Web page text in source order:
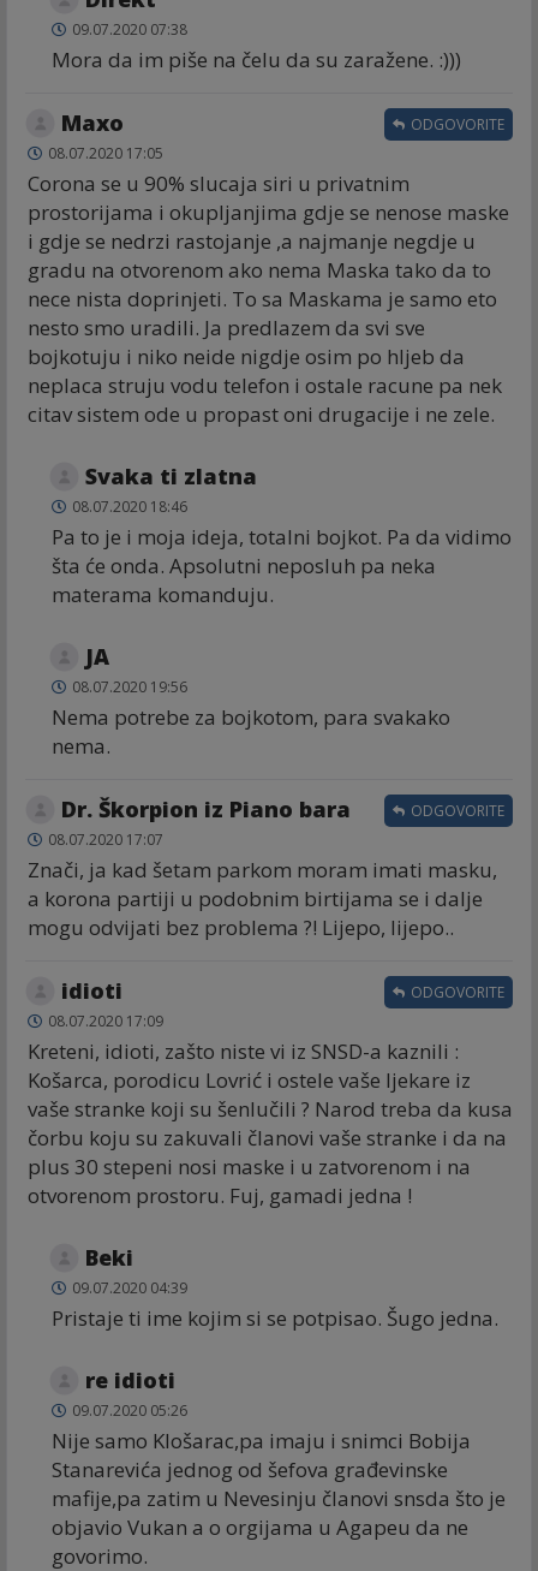
09.07.2020 07:38
Mora da im piše na čelu da su zaražene. :)))
Maxo
08.07.2020 17:05
Corona se u 90% slucaja siri u privatnim
prostorijama i okupljanjima gdje se nenose maske
i gdje se nedrzi rastojanje ,a najmanje negdje u
gradu na otvorenom ako nema Maska tako da to
nece nista doprinjeti. To sa Maskama je samo eto
nesto smo uradili. Ja predlazem da svi sve
bojkotuju i niko neide nigdje osim po hljeb da
neplaca struju vodu telefon i ostale racune pa nek
citav sistem ode u propast oni drugacije i ne zele.
ODGOVORITE
Svaka ti zlatna
08.07.2020 18:46
Pa to je i moja ideja, totalni bojkot. Pa da vidimo
šta će onda. Apsolutni neposluh pa neka
materama komanduju.
JA
08.07.2020 19:56
Nema potrebe za bojkotom, para svakako
nema.
Dr. Škorpion iz Piano bara
08.07.2020 17:07
Znači, ja kad šetam parkom moram imati masku,
a korona partiji u podobnim birtijama se i dalje
mogu odvijati bez problema ?! Lijepo, lijepo..
ODGOVORITE
idioti
08.07.2020 17:09
Kreteni, idioti, zašto niste vi iz SNSD-a kaznili :
Košarca, porodicu Lovrić i ostele vaše ljekare iz
vaše stranke koji su šenlučili ? Narod treba da kusa
čorbu koju su zakuvali članovi vaše stranke i da na
plus 30 stepeni nosi maske i u zatvorenom i na
otvorenom prostoru. Fuj, gamadi jedna !
ODGOVORITE
Beki
09.07.2020 04:39
Pristaje ti ime kojim si se potpisao. Šugo jedna.
re idioti
09.07.2020 05:26
Nije samo Klošarac,pa imaju i snimci Bobija
Stanarevića jednog od šefova građevinske
mafije,pa zatim u Nevesinju članovi snsda što je
objavio Vukan a o orgijama u Agapeu da ne
govorimo.